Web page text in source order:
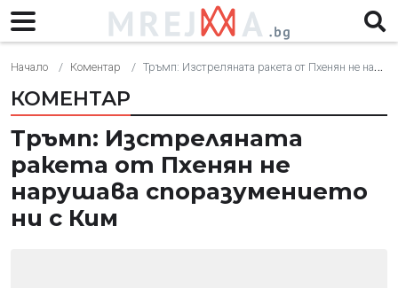
Начало Коментар Тръмп: Изстреляната ракета от Пхенян не нарушава споразумението ни с Ким
КОМЕНТАР
Тръмп: Изстреляната
ракета от Пхенян не
нарушава споразумението
ни с Ким